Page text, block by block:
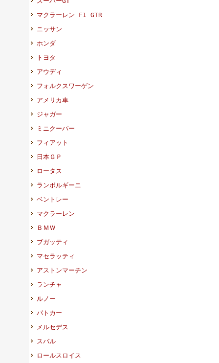
マクラーレン F1 GTR
ニッサン
ホンダ
トヨタ
アウディ
フォルクスワーゲン
アメリカ車
ジャガー
ミニクーパー
フィアット
日本ＧＰ
ロータス
ランボルギーニ
ベントレー
マクラーレン
ＢＭＷ
ブガッティ
マセラッティ
アストンマーチン
ランチャ
ルノー
パトカー
メルセデス
スバル
ロールスロイス